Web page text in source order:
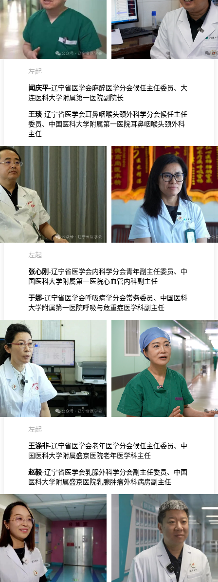
左起
闻庆平-辽宁省医学会麻醉医学分会候任主任委员、大
连医科大学附属第一医院副院长
王琰-辽宁省医学会耳鼻咽喉头颈外科学分会候任主任
委员、中国医科大学附属第一医院耳鼻咽喉头颈外科
主任
左起
张心刚-辽宁省医学会内科学分会青年副主任委员、中
国医科大学附属第一医院心血管内科副主任
于娜-辽宁省医学会呼吸病学分会常务委员、中国医科
大学附属第一医院呼吸与危重症医学科副主任
左起
王涤非-辽宁省医学会老年医学分会候任主任委员、中
国医科大学附属盛京医院老年医学科主任
赵毅-辽宁省医学会乳腺外科学分会副主任委员、中国
医科大学附属盛京医院乳腺肿瘤外科病房副主任